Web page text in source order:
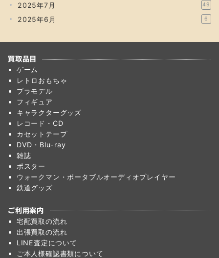
2025年7月 49
2025年6月 6
買取品目
ゲーム
レトロおもちゃ
プラモデル
フィギュア
キャラクターグッズ
レコード・CD
カセットテープ
DVD・Blu-ray
雑誌
ポスター
ウォークマン・ポータブルオーディオプレイヤー
鉄道グッズ
ご利用案内
宅配買取の流れ
出張買取の流れ
LINE査定について
ご本人様確認書類について